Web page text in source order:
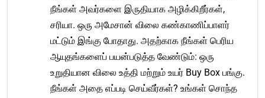
நீங்கள் அவர்களை இருதியாக அழிக்கிறீர்கள்,
சரியா. ஒரு அமேசான் விலை கண்காணிப்பாளர்
மட்டும் இங்கு போதாது. அதற்காக நீங்கள் பெரிய
ஆயுதங்களைப் பயன்படுத்த வேண்டும்: ஒரு
உறுதியான விலை உத்தி மற்றும் உயர் Buy Box பங்கு.
நீங்கள் அதை எப்படி செய்வீர்கள்? உங்கள் சொந்த